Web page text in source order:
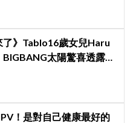
了》Tablo16歲女兒Haru
太陽驚喜透露：
！是對自己健康最好的